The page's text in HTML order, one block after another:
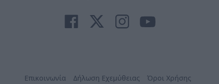
Επικοινωνία Δήλωση Εχεμύθειας Όροι Χρήσης